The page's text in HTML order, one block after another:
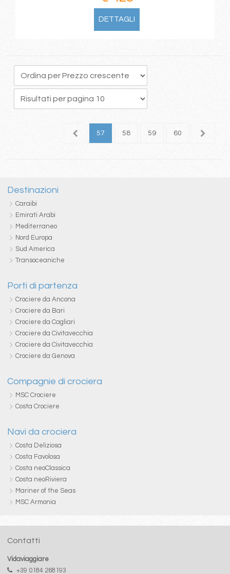
DETTAGLI
56 57 58 59 60 61
Destinazioni
Caraibi
Emirati Arabi
Mediterraneo
Nord Europa
Sud America
Transoceaniche
Porti di partenza
Crociere da Ancona
Crociere da Bari
Crociere da Cagliari
Crociere da Civitavecchia
Crociere da Civitavecchia
Crociere da Genova
Compagnie di crociera
MSC Crociere
Costa Crociere
Navi da crociera
Costa Deliziosa
Costa Favolosa
Costa neoClassica
Costa neoRiviera
Mariner of the Seas
MSC Armonia
Contatti
Vidaviaggiare
+39 0184 268193